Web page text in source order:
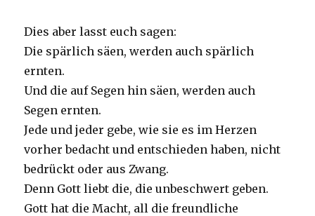
Dies aber lasst euch sagen:
Die spärlich säen, werden auch spärlich
ernten.
Und die auf Segen hin säen, werden auch
Segen ernten.
Jede und jeder gebe, wie sie es im Herzen
vorher bedacht und entschieden haben, nicht
bedrückt oder aus Zwang.
Denn Gott liebt die, die unbeschwert geben.
Gott hat die Macht, all die freundliche